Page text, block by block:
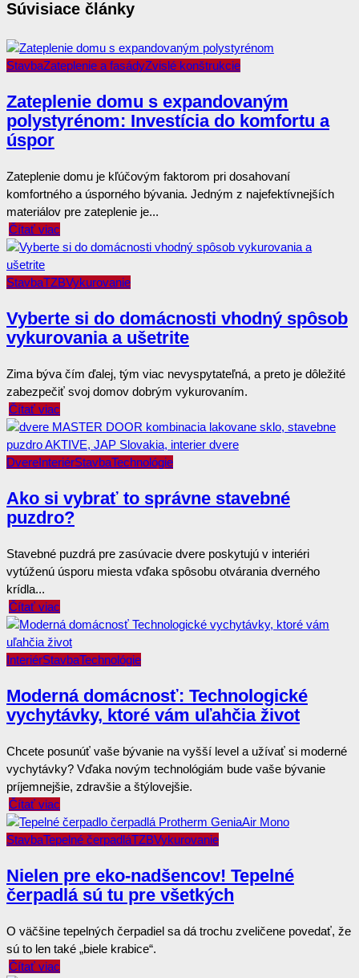
Súvisiace články
StavbaZateplenie a fasádyZvislé konštrukcie
Zateplenie domu s expandovaným
polystyrénom: Investícia do komfortu a
úspor
Zateplenie domu je kľúčovým faktorom pri dosahovaní
komfortného a úsporného bývania. Jedným z najefektívnejších
materiálov pre zateplenie je...
Čítať viac
StavbaTZBVykurovanie
Vyberte si do domácnosti vhodný spôsob
vykurovania a ušetrite
Zima býva čím ďalej, tým viac nevyspytateľná, a preto je dôležité
zabezpečiť svoj domov dobrým vykurovaním.
Čítať viac
DvereInteriérStavbaTechnológie
Ako si vybrať to správne stavebné
puzdro?
Stavebné puzdrá pre zasúvacie dvere poskytujú v interiéri
vytúženú úsporu miesta vďaka spôsobu otvárania dverného
krídla...
Čítať viac
InteriérStavbaTechnológie
Moderná domácnosť: Technologické
vychytávky, ktoré vám uľahčia život
Chcete posunúť vaše bývanie na vyšší level a užívať si moderné
vychytávky? Vďaka novým technológiám bude vaše bývanie
príjemnejšie, zdravšie a štýlovejšie.
Čítať viac
StavbaTepelné čerpadláTZBVykurovanie
Nielen pre eko-nadšencov! Tepelné
čerpadlá sú tu pre všetkých
O väčšine tepelných čerpadiel sa dá trochu zveličene povedať, že
sú to len také „biele krabice“.
Čítať viac